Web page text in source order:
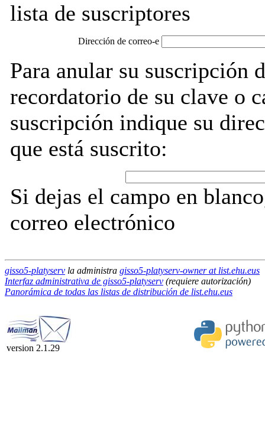
lista de suscriptores
Dirección de correo-e
Para anular su suscripción
recordatorio de su clave o
suscripción indique su
que está suscrito:
Si dejas el campo en
correo electrónico
gisso5-platyserv la administra gisso5-platyserv-owner at list.ehu.eus
Interfaz administrativa de gisso5-platyserv (requiere autorización)
Panorámica de todas las listas de distribución de list.ehu.eus
version 2.1.29